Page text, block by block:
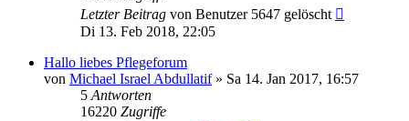
Letzter Beitrag von Benutzer 5647 gelöscht
Di 13. Feb 2018, 22:05
Hallo liebes Pflegeforum
von Michael Israel Abdullatif» Sa 14. Jan 2017, 16:57
5 Antworten
16220 Zugriffe